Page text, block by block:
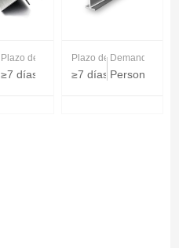
Plazo de entrega
≥7 días
Plazo de entrega
≥7 días
Demanda